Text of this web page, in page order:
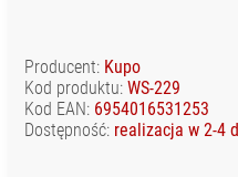
Producent: Kupo
Kod produktu: WS-229
Kod EAN: 6954016531253
Dostępność: realizacja w 2-4